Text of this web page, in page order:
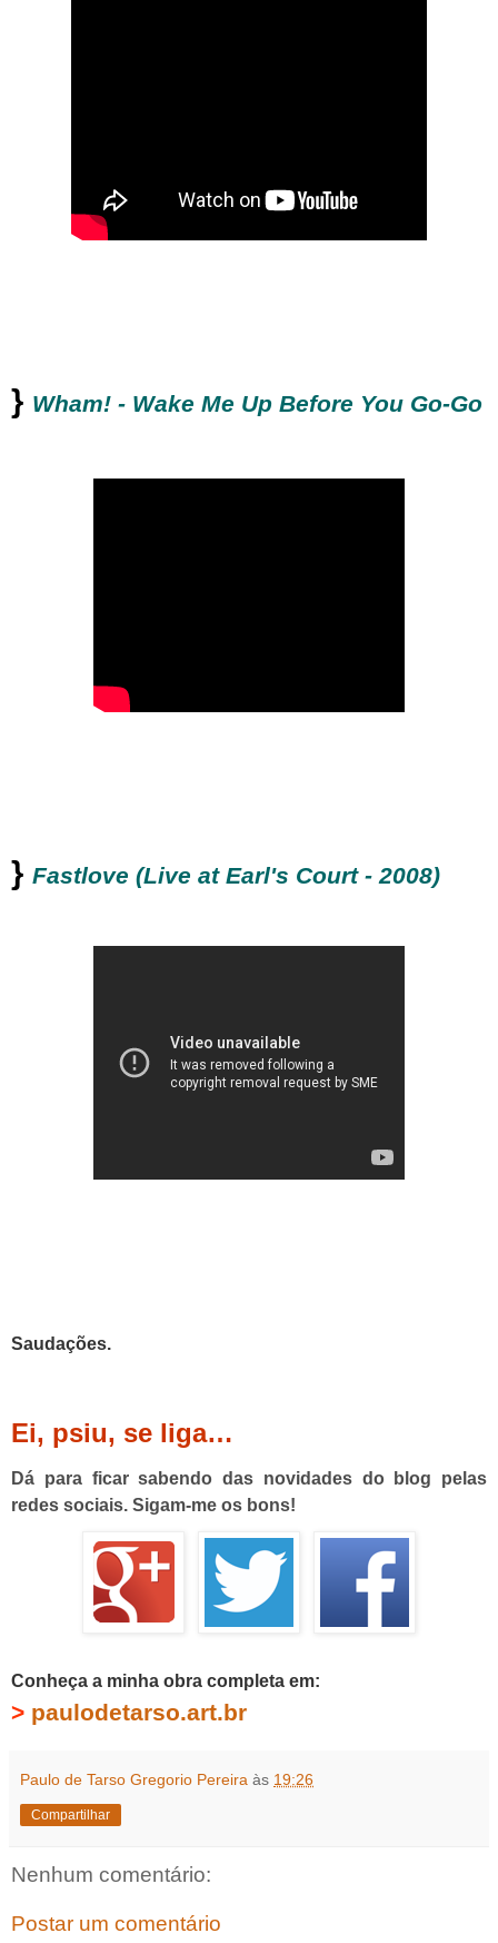
} Wham! - Wake Me Up Before You Go-Go
} Fastlove (Live at Earl's Court - 2008)
Saudações.
Ei, psiu, se liga…
Dá para ficar sabendo das novidades do blog pelas
redes sociais. Sigam-me os bons!
Conheça a minha obra completa em:
> paulodetarso.art.br
Paulo de Tarso Gregorio Pereira às 19:26
Compartilhar
Nenhum comentário:
Postar um comentário